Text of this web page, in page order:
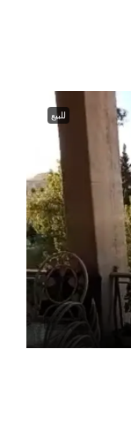
للبيع